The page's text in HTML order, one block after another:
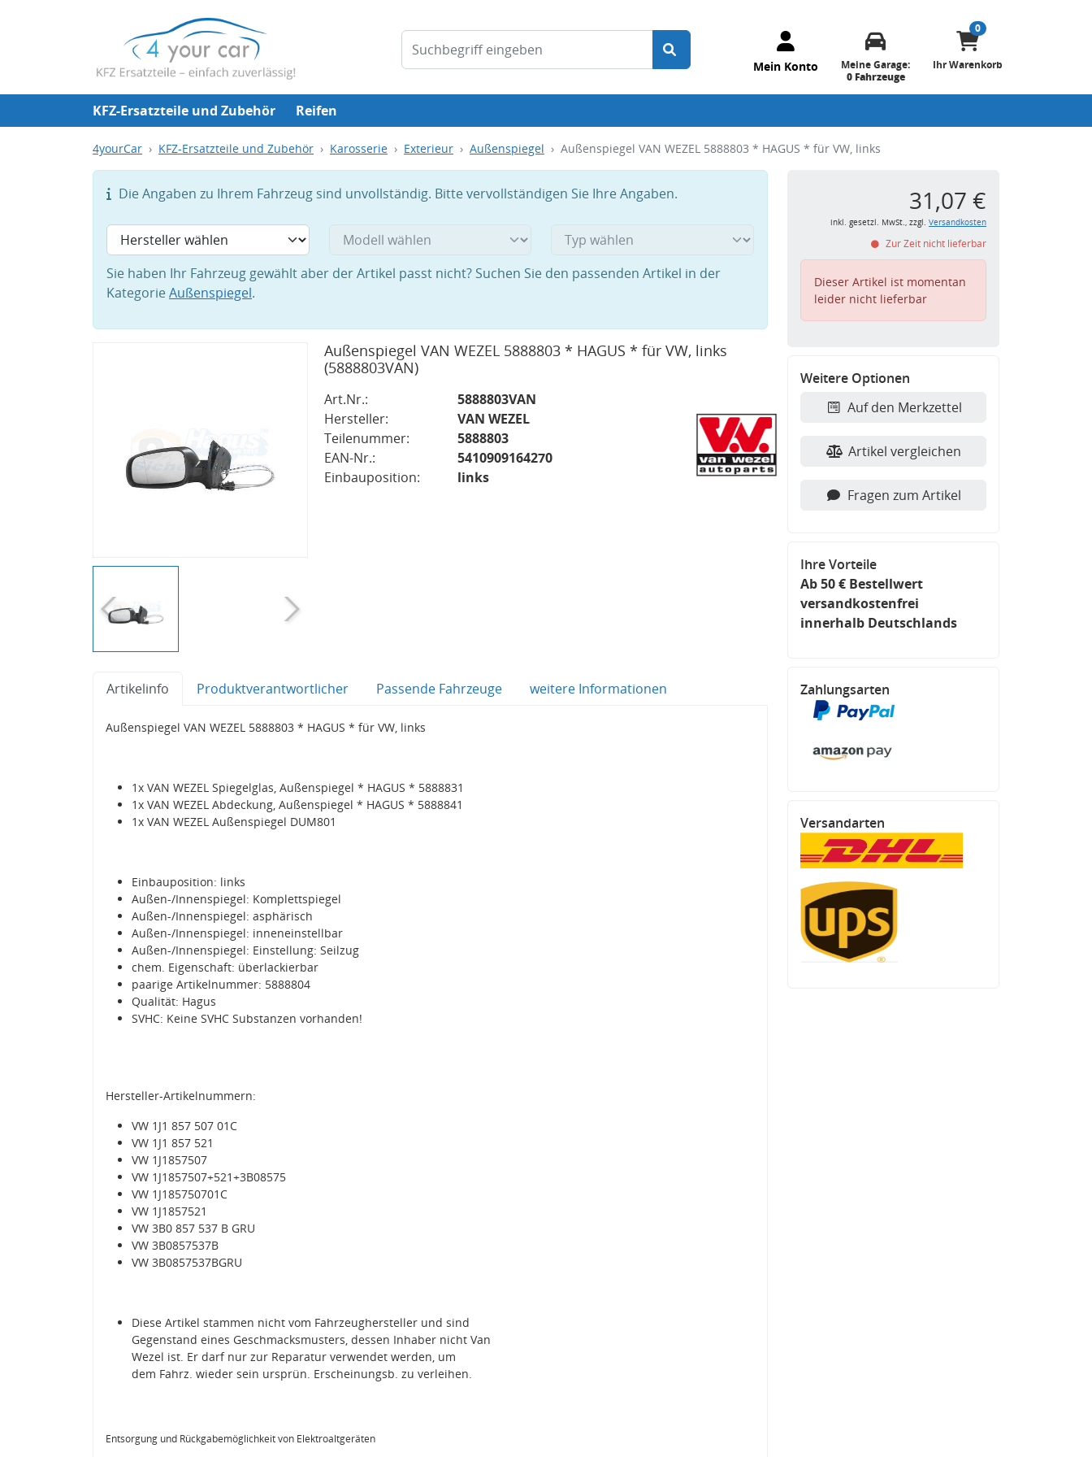
Mein Konto
Meine Garage:
0 Fahrzeuge
0
Ihr Warenkorb
KFZ-Ersatzteile und Zubehör Reifen
4yourCar KFZ-Ersatzteile und Zubehör Karosserie Exterieur Außenspiegel Außenspiegel VAN WEZEL 5888803 * HAGUS * für VW, links
Die Angaben zu Ihrem Fahrzeug sind unvollständig. Bitte vervollständigen Sie Ihre Angaben.
Sie haben Ihr Fahrzeug gewählt aber der Artikel passt nicht? Suchen Sie den passenden Artikel in der
KategorieAußenspiegel.
Außenspiegel VAN WEZEL 5888803 * HAGUS * für VW, links
(5888803VAN)
Art.Nr.:
5888803VAN
Hersteller:
VAN WEZEL
Teilenummer:
5888803
EAN-Nr.:
5410909164270
Einbauposition:
links
Artikelinfo Produktverantwortlicher Passende Fahrzeuge weitere Informationen
Außenspiegel VAN WEZEL 5888803 * HAGUS * für VW, links
1x VAN WEZEL Spiegelglas, Außenspiegel * HAGUS * 5888831
1x VAN WEZEL Abdeckung, Außenspiegel * HAGUS * 5888841
1x VAN WEZEL Außenspiegel DUM801
Einbauposition: links
Außen-/Innenspiegel: Komplettspiegel
Außen-/Innenspiegel: asphärisch
Außen-/Innenspiegel: inneneinstellbar
Außen-/Innenspiegel: Einstellung: Seilzug
chem. Eigenschaft: überlackierbar
paarige Artikelnummer: 5888804
Qualität: Hagus
SVHC: Keine SVHC Substanzen vorhanden!
Hersteller-Artikelnummern:
VW 1J1 857 507 01C
VW 1J1 857 521
VW 1J1857507
VW 1J1857507+521+3B08575
VW 1J185750701C
VW 1J1857521
VW 3B0 857 537 B GRU
VW 3B0857537B
VW 3B0857537BGRU
Diese Artikel stammen nicht vom Fahrzeughersteller und sind
Gegenstand eines Geschmacksmusters, dessen Inhaber nicht Van
Wezel ist. Er darf nur zur Reparatur verwendet werden, um
dem Fahrz. wieder sein ursprün. Erscheinungsb. zu verleihen.
Entsorgung und Rückgabemöglichkeit von Elektroaltgeräten
31,07 €
inkl. gesetzl. MwSt., zzgl. Versandkosten
Zur Zeit nicht lieferbar
Dieser Artikel ist momentan
leider nicht lieferbar
Weitere Optionen
Auf den Merkzettel
Artikel vergleichen
Fragen zum Artikel
Ihre Vorteile
Ab 50 € Bestellwert
versandkostenfrei
innerhalb Deutschlands
Zahlungsarten
Versandarten